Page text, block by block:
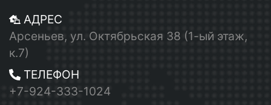
АДРЕС
Арсеньев, ул. Октябрьская 38 (1-ый этаж,
к.7)
ТЕЛЕФОН
+7-924-333-1024